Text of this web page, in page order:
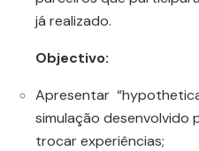
já realizado.
Objectivo:
Apresentar
simulação desenvolvido
trocar experiências;